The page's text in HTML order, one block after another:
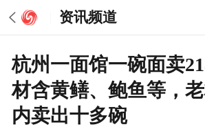
资讯频道
杭州一面馆一碗面卖
材含黄鳝、鲍鱼等，
内卖出十多碗